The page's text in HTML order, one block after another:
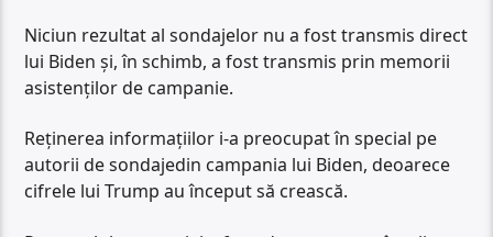
Niciun rezultat al sondajelor nu a fost transmis direct
lui Biden și, în schimb, a fost transmis prin memorii
asistenților de campanie.
Reținerea informațiilor i-a preocupat în special pe
autorii de sondajedin campania lui Biden, deoarece
cifrele lui Trump au început să crească.